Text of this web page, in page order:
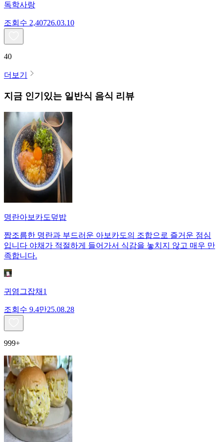
독학사랑
조회수 2,40726.03.10
40
더보기
지금 인기있는 일반식 음식 리뷰
명란아보카도덮밥
짭조름한 명란과 부드러운 아보카도의 조합으로 즐거운 점심
입니다 야채가 적절하게 들어가서 식감을 놓치지 않고 매우 만
족합니다.
귀염그잡채1
조회수 9.4만25.08.28
999+